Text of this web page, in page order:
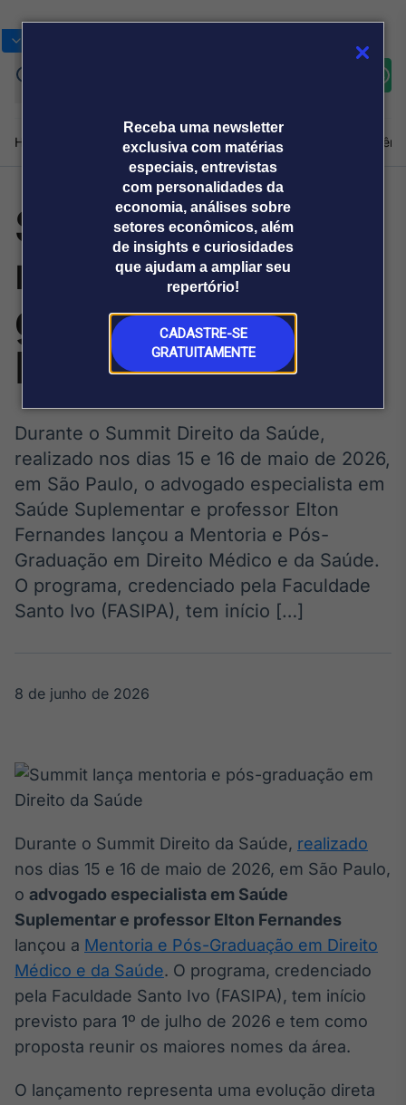
Receba uma newsletter
exclusiva com matérias
especiais, entrevistas
com personalidades da
economia, análises sobre
setores econômicos, além
de insights e curiosidades
que ajudam a ampliar seu
repertório!
CADASTRE-SE
GRATUITAMENTE
Home Produtos e soluçõesNotíciasBlogWeekend
Plataformas
Broadcast
Broadcast+
O mercado
financeiro em
tempo real
Broadcast
Agro
Tudo sobre o
agronegócio
Broadcast
Político
Os bastidores da
política em
tempo real
White Label
conteúdos
personalizados
Soluções de Dados
e Conteúdos
Broadcast
OTC
Plataforma para
negociação de
Broadcast
Sobre nós Releases Broadcast
Prêmio Broadcast
Analistas
Prêmio Broadcast
Empresas
Agências de
comunicação
Releases
Summit lança
mentoria e pós-
graduação em
Direito da Saúde
Durante o Summit Direito da Saúde,
realizado nos dias 15 e 16 de maio de 2026,
em São Paulo, o advogado especialista em
Saúde Suplementar e professor Elton
Fernandes lançou a Mentoria e Pós-
Graduação em Direito Médico e da Saúde.
O programa, credenciado pela Faculdade
Santo Ivo (FASIPA), tem início […]
8 de junho de 2026
Durante o Summit Direito da Saúde, realizado
nos dias 15 e 16 de maio de 2026, em São Paulo,
o advogado especialista em Saúde
Suplementar e professor Elton Fernandes
lançou a Mentoria e Pós-Graduação em Direito
Médico e da Saúde. O programa, credenciado
pela Faculdade Santo Ivo (FASIPA), tem início
previsto para 1º de julho de 2026 e tem como
proposta reunir os maiores nomes da área.
O lançamento representa uma evolução direta